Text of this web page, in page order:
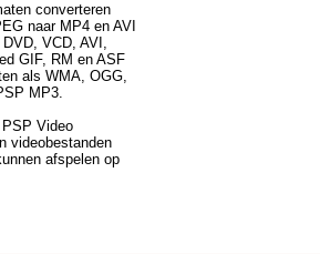
converteren
naar MP4 en AVI
VCD, AVI,
GIF, RM en ASF
als WMA, OGG,
MP3.
Video
videobestanden
afspelen op